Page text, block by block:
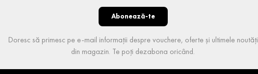
Abonează-te
Doresc să primesc pe e-mail informații despre vouchere, oferte și ultimele noutăți
din magazin. Te poți dezabona oricând.